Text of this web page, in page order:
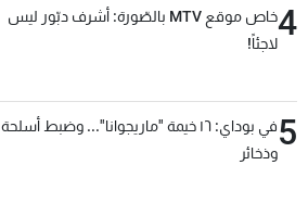
4
خاص موقع MTV بالصّورة: أشرف دبّور ليس
لاجئاً!
5
في بوداي: ١٦ خيمة "ماريجوانا"... وضبط أسلحة
وذخائر